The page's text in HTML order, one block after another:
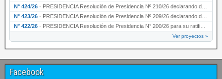
N° 424/26 · PRESIDENCIA Resolución de Presidencia Nº 210/26 declarando de interés provincial el proyec…
N° 423/26 · PRESIDENCIA Resolución de Presidencia Nº 209/26 declarando de interés provincial la presen…
N° 422/26 · PRESIDENCIA Resolución de Presidencia N° 200/26 para su ratificación.
Ver proyectos »
Facebook